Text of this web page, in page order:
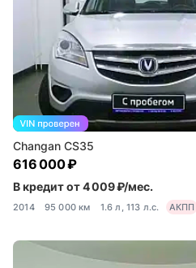
Changan CS35
616 000 ₽
В кредит от 4 009 ₽/мес.
2014 95 000 км 1.6 л, 113 л.с. АКПП